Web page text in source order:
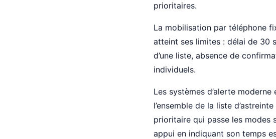
prioritaires.
La mobilisation par téléphone
atteint ses limites : délai de 30
d’une liste, absence de
individuels.
Les systèmes d’alerte
l’ensemble de la liste
prioritaire qui passe les modes
appui en indiquant son temps